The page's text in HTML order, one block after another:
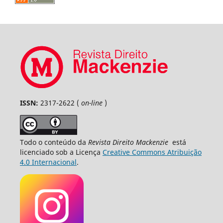
ISSN: 2317-2622 ( on-line)
Todo o conteúdo da Revista Direito Mackenzieestá
licenciado sob a Licença Creative Commons Atribuição
4.0 Internacional.